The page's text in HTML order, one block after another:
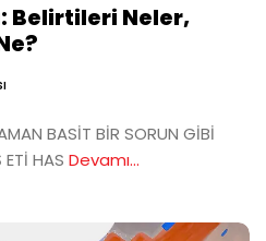
Belirtileri Neler,
BASİT BİR SORUN GİBİ
HAS Devamı...